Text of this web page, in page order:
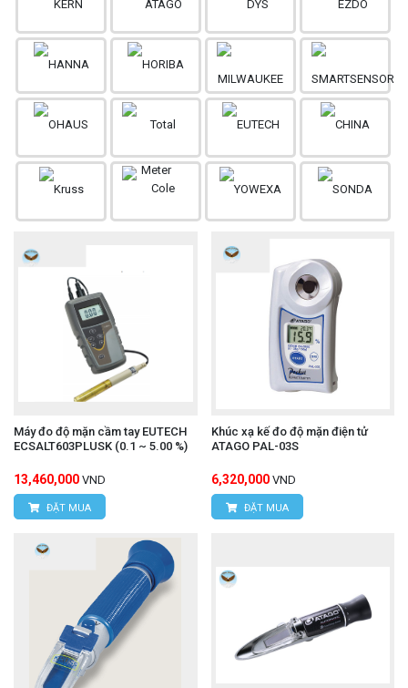
Máy đo độ mặn cầm tay EUTECH
ECSALT603PLUSK (0.1 ~ 5.00 %)
13,460,000 VND
ĐẶT MUA
Khúc xạ kế đo độ mặn điện tử
ATAGO PAL-03S
6,320,000 VND
ĐẶT MUA